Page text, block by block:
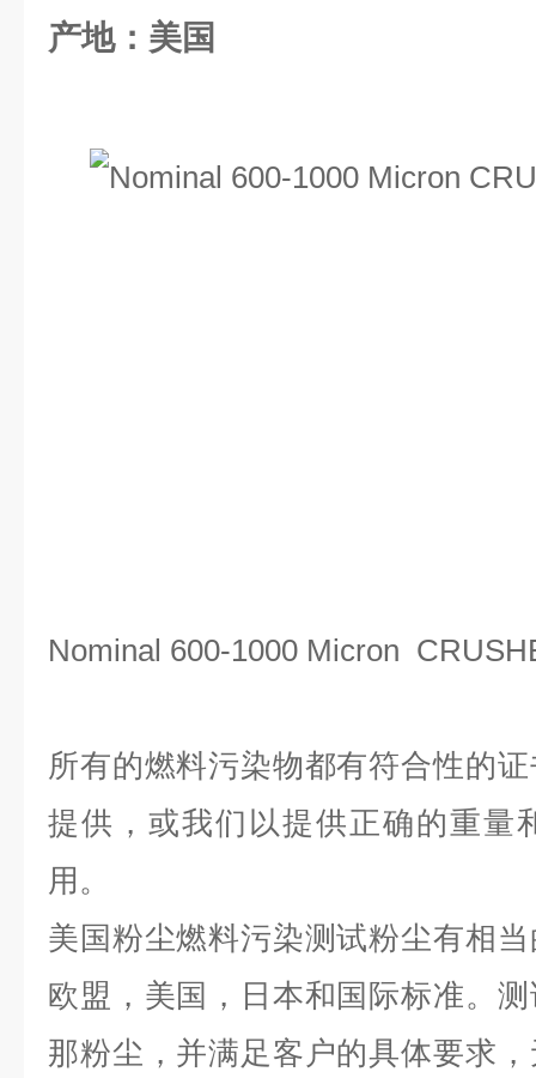
产地：美国
Nominal 600-1000 Micron
所有的燃料污染物都有符合性的
提供，或我们以提供正确的重量
用。
美国粉尘燃料污染测试粉尘有相
欧盟，美国，日本和国际标准。
那粉尘，并满足客户的具体要求